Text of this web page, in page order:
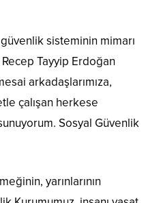
sisteminin mimarı
Tayyip Erdoğan
arkadaşlarımıza,
çalışan herkese
Sosyal Güvenlik
yarınlarının